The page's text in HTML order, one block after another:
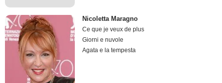
Nicoletta Maragno
Ce que je veux de plus
Giorni e nuvole
Agata e la tempesta